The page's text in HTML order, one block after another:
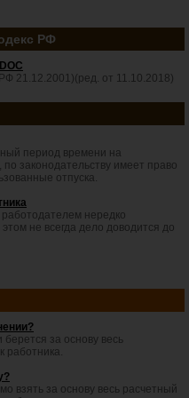
РФ
21.12.2001)(ред. от 11.10.2018)
период времени на
законодательству имеет право
отпуска.
нередко
не всегда дело доводится до
за основу весь
работника.
взять за основу весь расчетный